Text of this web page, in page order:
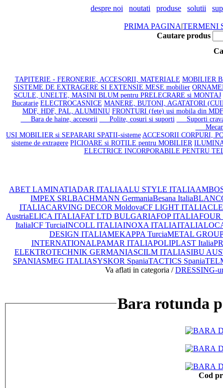
despre noi noutati produse solutii
PRIMA PAGINA|TERMENI
Cautare produs
TAPITERIE - FERONERIE, ACCESORII, MATERIALE MOBILIER
SISTEME DE EXTRAGERE SI EXTENSIE MESE mobilier
SCULE, UNELTE, MASINI BLUM pentru PRELECRARE si MONTAJ
Bucatarie ELECTROCASNICE MANERE, BUTONI, AGATATORI
MDF, HDF, PAL, ALUMINIU FRONTURI (fete) usi mobila din
Bara de haine, accesorii
Polite, cosuri si suporti
Suporti
USI MOBILIER si SEPARARI SPATII-sisteme ACCESORII CORPURI,
sisteme de extragere PICIOARE si ROTILE pentru MOBILIER
ELECTRICE INCORPORABILE PENTRU
ABET LAMINATIADAR ITALIAALU STYLE ITALIA
IMPEX SRLBACHMANN GermaniaBesana Italia
ITALIACARVING DECOR MoldovaCF LIGHT ITALIA
AustriaELICA ITALIAFAT LTD BULGARIAFOP ITALIA
ItaliaICF TurciaINCOLL ITALIAINOXA ITALIAITALIA
DESIGN ITALIAMEKAPPA TurciaMETAL
INTERNATIONALPAMAR ITALIAPOLIPLAST Italia
ELEKTROTECHNIK GERMANIASCILM ITALIASIBU
SPANIASMEG ITALIASYSKOR SpaniaTACTICS Spania
Va aflati in categoria /DRESSING-
Bara rotunda
Cod